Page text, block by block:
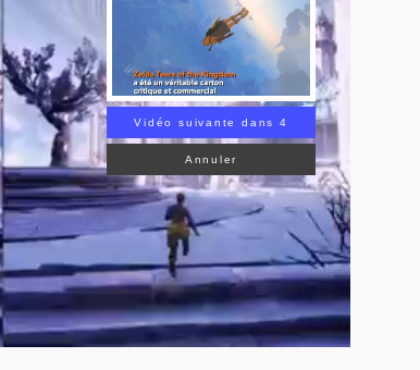
Vidéo suivante dans 3
Annuler